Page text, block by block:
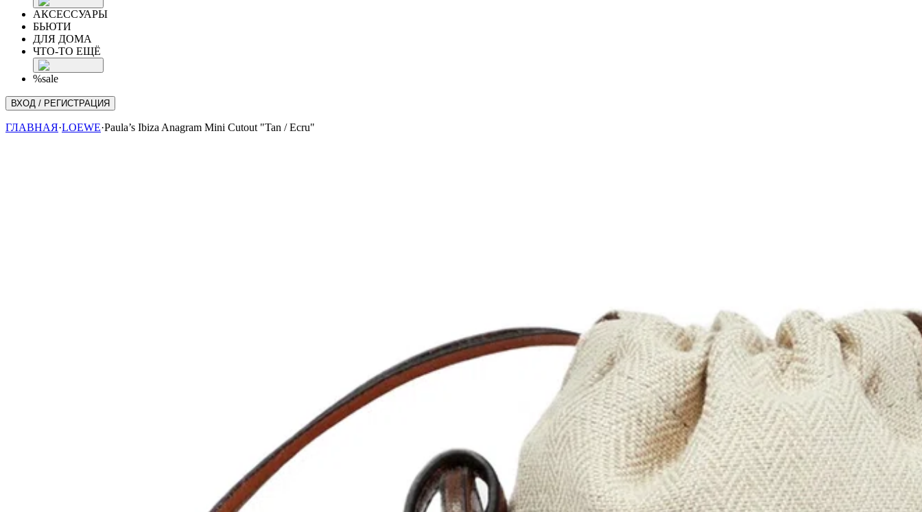
АКСЕССУАРЫ
БЬЮТИ
ДЛЯ ДОМА
ЧТО-ТО ЕЩЁ
%sale
ВХОД / РЕГИСТРАЦИЯ
ГЛАВНАЯ·LOEWE·Paula’s Ibiza Anagram Mini Cutout "Tan / Ecru"